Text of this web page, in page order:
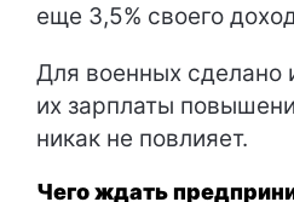
еще 3,5% своего
Для военных
их зарплаты
никак не повлияет.
Чего ждать